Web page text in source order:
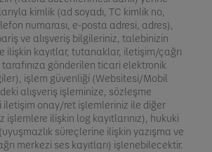
kimlik (ad soyadı, TC kimlik no,
numarası, e-posta adresi, adres),
ve alışveriş bilgileriniz, talebinizin
ilişkin kayıtlar, tutanaklar, iletişim/çağrı
tarafınıza gönderilen ticari elektronik
işlem güvenliği (Websitesi/Mobil
alışveriş işleminize, sözleşme
iletişim onay/ret işlemleriniz ile diğer
işlemlere ilişkin log kayıtlarınız), hukuki
süreçlerine ilişkin yazışma ve
merkezi ses kayıtları) işlenebilecektir.